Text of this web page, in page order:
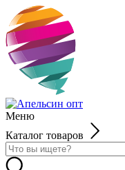
Меню
Каталог товаров